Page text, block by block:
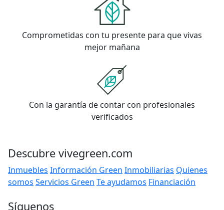
Comprometidas con tu presente para que vivas
mejor mañana
Con la garantía de contar con profesionales
verificados
Descubre vivegreen.com
Inmuebles Información Green Inmobiliarias Quienes
somos Servicios Green Te ayudamos Financiación
Síguenos